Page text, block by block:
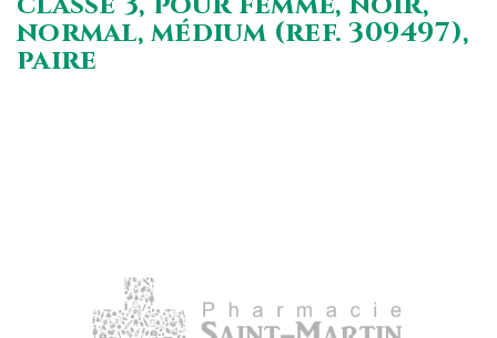
normal, médium (ref. 309497),
paire